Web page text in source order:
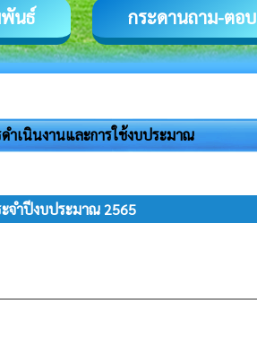
พันธ์ กระดานถาม-ตอบ
ำเนินงานและการใช้งบประมาณ
จำปีงบประมาณ 2565